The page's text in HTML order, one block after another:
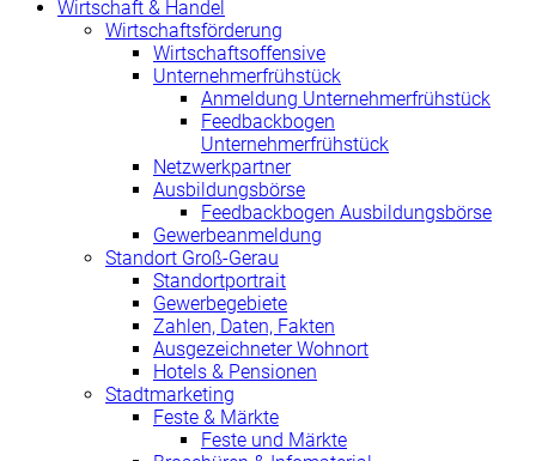
Wirtschaft & Handel
Wirtschaftsförderung
Wirtschaftsoffensive
Unternehmerfrühstück
Anmeldung Unternehmerfrühstück
Feedbackbogen
Unternehmerfrühstück
Netzwerkpartner
Ausbildungsbörse
Feedbackbogen Ausbildungsbörse
Gewerbeanmeldung
Standort Groß-Gerau
Standortportrait
Gewerbegebiete
Zahlen, Daten, Fakten
Ausgezeichneter Wohnort
Hotels & Pensionen
Stadtmarketing
Feste & Märkte
Feste und Märkte